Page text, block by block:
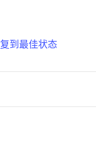
到最佳状态